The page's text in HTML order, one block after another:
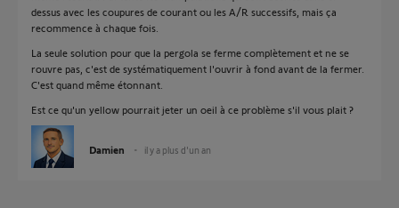
dessus avec les coupures de courant ou les A/R successifs, mais ça
recommence à chaque fois.
La seule solution pour que la pergola se ferme complètement et ne se
rouvre pas, c'est de systématiquement l'ouvrir à fond avant de la fermer.
C'est quand même étonnant.
Est ce qu'un yellow pourrait jeter un oeil à ce problème s'il vous plait ?
Damien il y a plus d'un an